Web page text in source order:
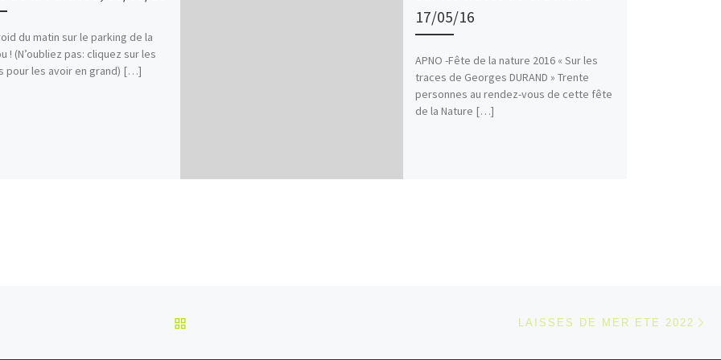
du matin sur le parking de la
! (N’oubliez pas: cliquez sur les
pour les avoir en grand) […]
17/05/16
APNO -Fête de la nature 2016 « Sur les
traces de Georges DURAND » Trente
personnes au rendez-vous de cette fête
de la Nature […]
LAISSES DE MER ETE 2022